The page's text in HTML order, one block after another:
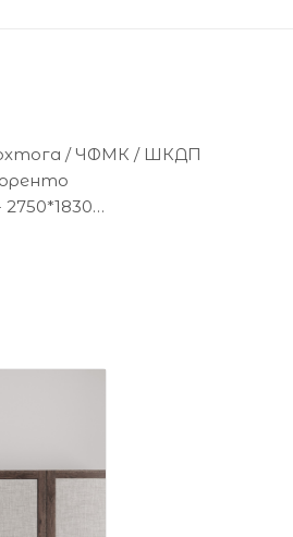
/ ЧФМК / ШКДП